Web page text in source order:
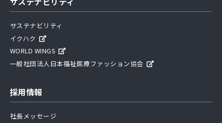
サステナビリティ
イクハク
WORLD WINGS
一般社団法人日本福祉医療ファッション協会
採用情報
社長メッセージ